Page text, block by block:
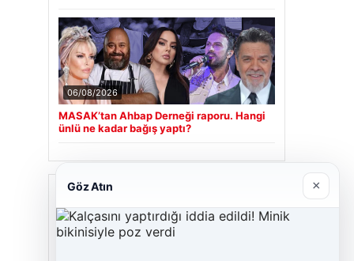
06/08/2026
MASAK’tan Ahbap Derneği raporu. Hangi
ünlü ne kadar bağış yaptı?
Son Eklenen Firmalar
Cengiz Sigorta
Göz Atın ×